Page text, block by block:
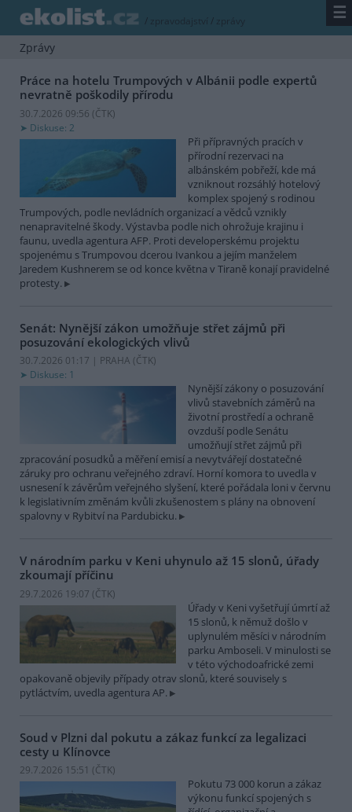
/ zpravodajství / zprávy ☰
Zprávy
Práce na hotelu Trumpových v Albánii podle expertů
nevratně poškodily přírodu
30.7.2026 09:56 (ČTK)
Diskuse: 2
Při přípravných pracích v
přírodní rezervaci na
albánském pobřeží, kde má
vzniknout rozsáhlý hotelový
komplex spojený s rodinou
Trumpových, podle nevládních organizací a vědců vznikly
nenapravitelné škody. Výstavba podle nich ohrožuje krajinu i
faunu, uvedla agentura AFP. Proti developerskému projektu
spojenému s Trumpovou dcerou Ivankou a jejím manželem
Jaredem Kushnerem se od konce května v Tiraně konají pravidelné
protesty.
Senát: Nynější zákon umožňuje střet zájmů při
posuzování ekologických vlivů
30.7.2026 01:17 | PRAHA (ČTK)
Diskuse: 1
Nynější zákony o posuzování
vlivů stavebních záměrů na
životní prostředí a ochraně
ovzduší podle Senátu
umožňují střet zájmů při
zpracování posudků a měření emisí a nevytvářejí dostatečné
záruky pro ochranu veřejného zdraví. Horní komora to uvedla v
usnesení k závěrům veřejného slyšení, které pořádala loni v červnu
k legislativním změnám kvůli zkušenostem s plány na obnovení
spalovny v Rybitví na Pardubicku.
V národním parku v Keni uhynulo až 15 slonů, úřady
zkoumají příčinu
29.7.2026 19:07 (ČTK)
Úřady v Keni vyšetřují úmrtí až
15 slonů, k němuž došlo v
uplynulém měsíci v národním
parku Amboseli. V minulosti se
v této východoafrické zemi
opakovaně objevily případy otrav slonů, které souvisely s
pytláctvím, uvedla agentura AP.
Soud v Plzni dal pokutu a zákaz funkcí za legalizaci
cesty u Klínovce
29.7.2026 15:51 (ČTK)
Pokutu 73 000 korun a zákaz
výkonu funkcí spojených s